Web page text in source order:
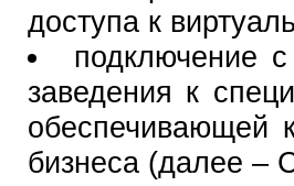
доступа к
подключение с
заведения к
обеспечивающей
бизнеса (далее –